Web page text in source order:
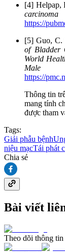
[4] Helpap,
https://
[5] Guo, C.
of Bladder
World
https://
Thông tin
mang tính
được tham
Tags:
Giải phẫu bệnh
niệu mạcTái phát
Chia sẻ
Bài viết
Theo dõi thông